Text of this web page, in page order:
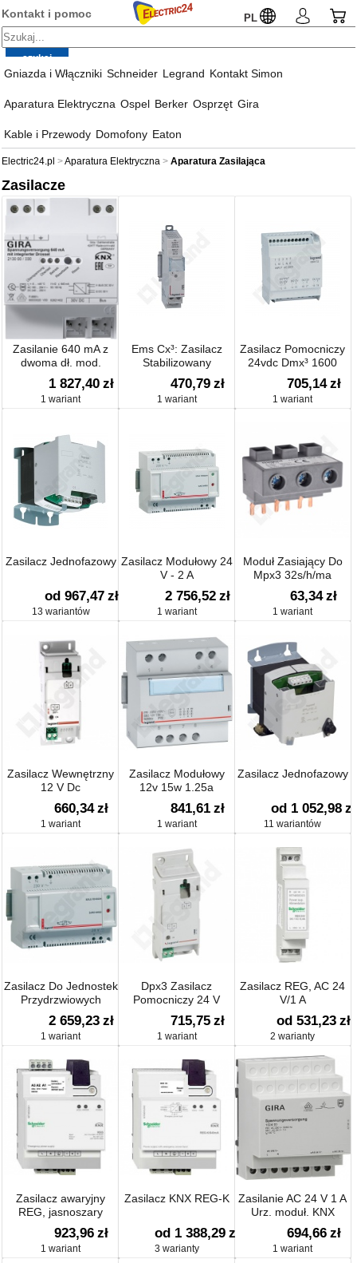
Kontakt i pomoc PL
Gniazda i Włączniki Schneider Legrand Kontakt Simon
Aparatura Elektryczna Ospel Berker Osprzęt Gira
Kable i Przewody Domofony Eaton
Electric24.pl Aparatura Elektryczna Aparatura Zasilająca
Zasilacze
Zasilanie 640 mA z
dwoma dł. mod.
1 827,40 zł
1 wariant
Ems Cx³: Zasilacz
Stabilizowany
230v/12v Dc
470,79 zł
1 wariant
Zasilacz Pomocniczy
24vdc Dmx³ 1600
705,14 zł
1 wariant
Zasilacz Jednofazowy
od 967,47 zł
13 wariantów
Zasilacz Modułowy 24
V - 2 A
2 756,52 zł
1 wariant
Moduł Zasiający Do
Mpx3 32s/h/ma
63,34 zł
1 wariant
Zasilacz Wewnętrzny
12 V Dc
660,34 zł
1 wariant
Zasilacz Modułowy
12v 15w 1.25a
841,61 zł
1 wariant
Zasilacz Jednofazowy
od 1 052,98 zł
11 wariantów
Zasilacz Do Jednostek
Przydrzwiowych
2 659,23 zł
1 wariant
Dpx3 Zasilacz
Pomocniczy 24 V
Ac/dc
715,75 zł
1 wariant
Zasilacz REG, AC 24
V/1 A
od 531,23 zł
2 warianty
Zasilacz awaryjny
REG, jasnoszary
923,96 zł
1 wariant
Zasilacz KNX REG-K
od 1 388,29 zł
3 warianty
Zasilanie AC 24 V 1 A
Urz. moduł. KNX
694,66 zł
1 wariant